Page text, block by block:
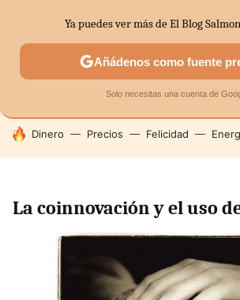
SECTORES ECONOMÍA DOMÉSTICA
HOY SE HABLA DE
Dinero Precios Felicidad
La coinnovación y el uso
Ya puedes ver más de El Blog
Añádenos como fuente
Solo necesitas una cuenta de